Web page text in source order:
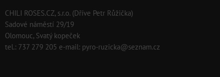
CHILI ROSES.CZ, s.r.o. (Dříve Petr Růžička)
Sadové náměstí 29/19
Olomouc, Svatý kopeček
tel.: 737 279 205 e-mail: pyro-ruzicka@seznam.cz